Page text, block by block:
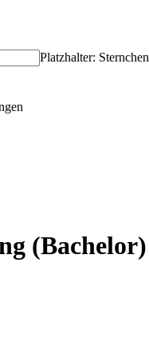
Platzhalter:
(Bachelor)